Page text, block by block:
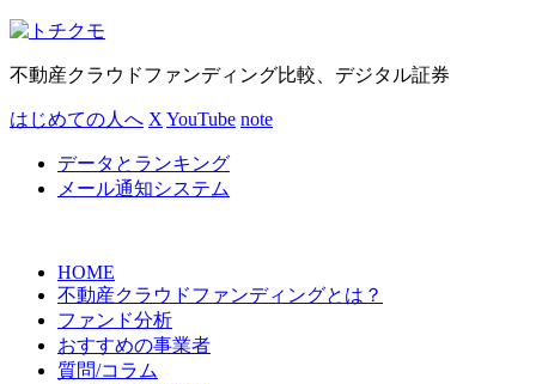
不動産クラウドファンディング比較、デジタル証券
はじめての人へ X YouTube note
データとランキング
メール通知システム
HOME
不動産クラウドファンディングとは？
ファンド分析
おすすめの事業者
質問/コラム